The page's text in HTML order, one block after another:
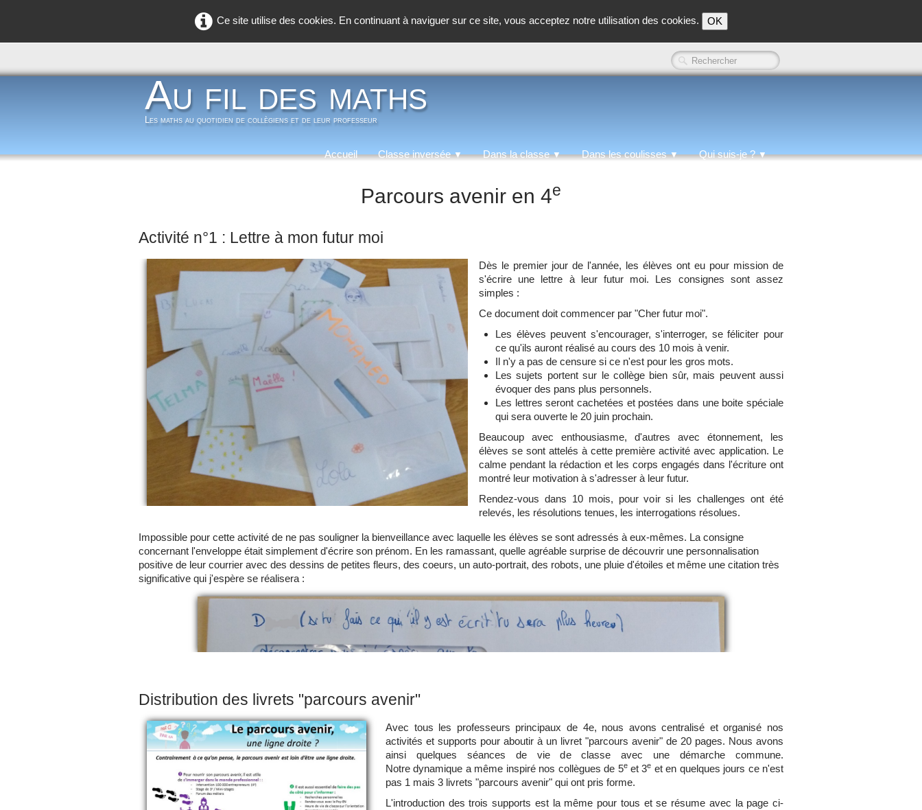
Ce site utilise des cookies. En continuant à naviguer sur ce site, vous acceptez notre utilisation des cookies. OK
Au fil des maths
Les maths au quotidien de collègiens et de leur professeur
Accueil Classe inversée▼ Dans la classe▼ Dans les coulisses▼ Qui suis-je ?▼
Parcours avenir en 4e
Activité n°1 : Lettre à mon futur moi
Dès le premier jour de l'année, les élèves ont eu pour mission de
s'écrire une lettre à leur futur moi. Les consignes sont assez
simples :
Ce document doit commencer par "Cher futur moi".
Les élèves peuvent s'encourager, s'interroger, se féliciter pour
ce qu'ils auront réalisé au cours des 10 mois à venir.
Il n'y a pas de censure si ce n'est pour les gros mots.
Les sujets portent sur le collège bien sûr, mais peuvent aussi
évoquer des pans plus personnels.
Les lettres seront cachetées et postées dans une boite spéciale
qui sera ouverte le 20 juin prochain.
Beaucoup avec enthousiasme, d'autres avec étonnement, les
élèves se sont attelés à cette première activité avec application. Le
calme pendant la rédaction et les corps engagés dans l'écriture ont
montré leur motivation à s'adresser à leur futur.
Rendez-vous dans 10 mois, pour voir si les challenges ont été
relevés, les résolutions tenues, les interrogations résolues.
Impossible pour cette activité de ne pas souligner la bienveillance avec laquelle les élèves se sont adressés à eux-mêmes. La consigne
concernant l'enveloppe était simplement d'écrire son prénom. En les ramassant, quelle agréable surprise de découvrir une personnalisation
positive de leur courrier avec des dessins de petites fleurs, des coeurs, un auto-portrait, des robots, une pluie d'étoiles et même une citation très
significative qui j'espère se réalisera :
Distribution des livrets "parcours avenir"
Avec tous les professeurs principaux de 4e, nous avons centralisé et organisé nos
activités et supports pour aboutir à un livret "parcours avenir" de 20 pages. Nous avons
ainsi quelques séances de vie de classe avec une démarche commune.
Notre dynamique a même inspiré nos collègues de 5eet 3e et en quelques jours ce n'est
pas 1 mais 3 livrets "parcours avenir" qui ont pris forme.
L'introduction des trois supports est la même pour tous et se résume avec la page ci-